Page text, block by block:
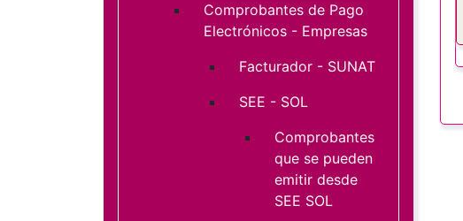
Comprobantes de Pago
Electrónicos - Empresas
Facturador - SUNAT
SEE - SOL
Comprobantes
que se pueden
emitir desde
SEE SOL